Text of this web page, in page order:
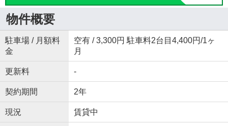
物件概要
駐車場 / 月額料
金
空有 / 3,300円 駐車料2台目4,400円/1ヶ
月
更新料 -
契約期間 2年
現況 賃貸中